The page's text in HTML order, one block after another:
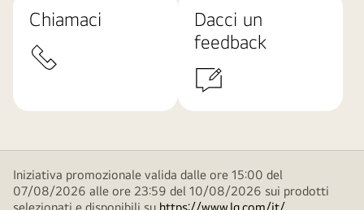
Chiamaci
Dacci un
feedback
Iniziativa promozionale valida dalle ore 15:00 del
07/08/2026 alle ore 23:59 del 10/08/2026 sui prodotti